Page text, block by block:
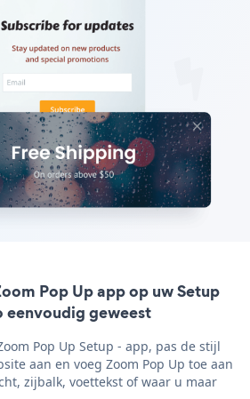
Pop Up app op uw Setup
eenvoudig geweest
Pop Up Setup - app, pas de stijl
aan en voeg Zoom Pop Up toe aan
zijbalk, voettekst of waar u maar